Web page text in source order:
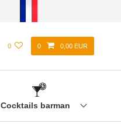
0 0 0,00 EUR
Cocktails barman